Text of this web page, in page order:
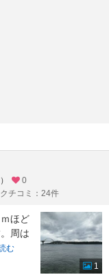
0
チコミ：24件
ほど
周は
む
1